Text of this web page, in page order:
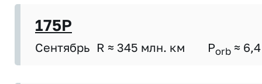
175P
Сентябрь R ≈ 345 млн. км Porb ≈ 6,4